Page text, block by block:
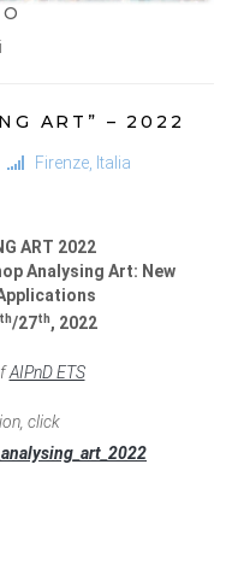
ART” – 2022
Firenze, Italia
ART 2022
Analysing Art: New
th/27th, 2022
AIPnD ETS
click